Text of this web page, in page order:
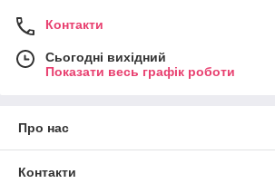
Контакти
Сьогодні вихідний
Показати весь графік роботи
Про нас
Контакти